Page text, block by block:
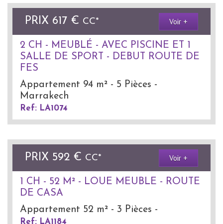
PRIX 617 € CC* Voir +
2 CH - MEUBLÉ - AVEC PISCINE ET 1
SALLE DE SPORT - DEBUT ROUTE DE
FES
Appartement 94 m² - 5 Pièces -
Marrakech
Ref: LA1074
PRIX 592 € CC* Voir +
1 CH - 52 M² - LOUE MEUBLE - ROUTE
DE CASA
Appartement 52 m² - 3 Pièces -
Ref: LA1184